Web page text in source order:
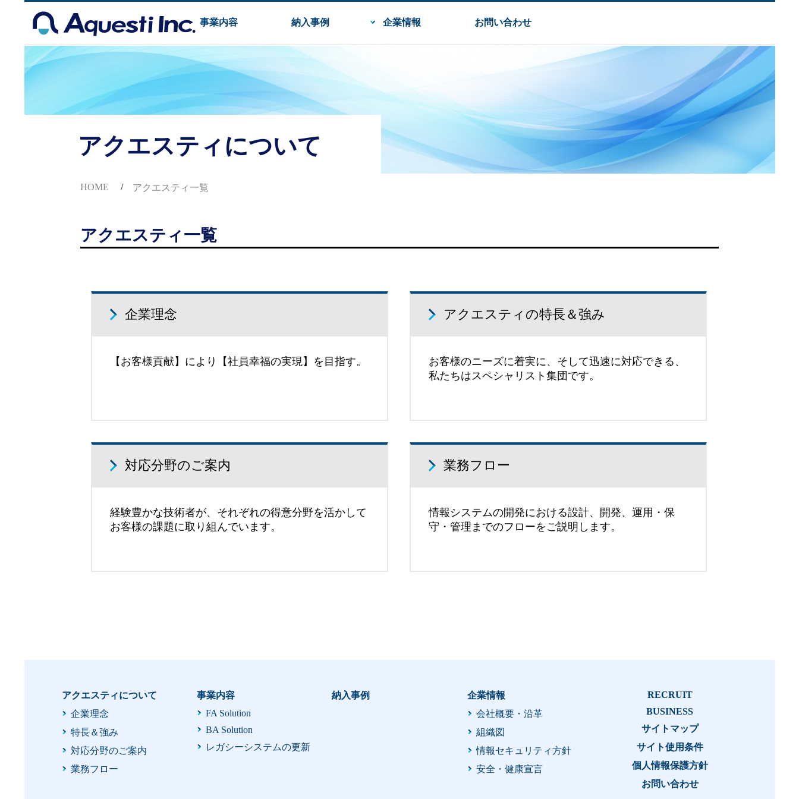
アクエスティについて 事業内容 納入事例 企業情報 お問い合わせ
アクエスティについて
HOME / アクエスティ一覧
アクエスティ一覧
企業理念
【お客様貢献】により【社員幸福の実現】を目指す。
アクエスティの特長＆強み
お客様のニーズに着実に、そして迅速に対応できる、
私たちはスペシャリスト集団です。
対応分野のご案内
経験豊かな技術者が、それぞれの得意分野を活かして
お客様の課題に取り組んでいます。
業務フロー
情報システムの開発における設計、開発、運用・保
守・管理までのフローをご説明します。
アクエスティについて
企業理念
特長＆強み
対応分野のご案内
業務フロー
事業内容
FA Solution
BA Solution
レガシーシステムの更新
納入事例
企業情報
会社概要・沿革
組織図
情報セキュリティ方針
安全・健康宣言
RECRUIT
BUSINESS
サイトマップ
サイト使用条件
個人情報保護方針
お問い合わせ